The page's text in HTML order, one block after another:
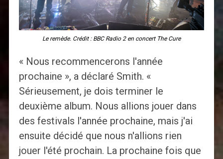
Le remède. Crédit : BBC Radio 2 en concert The Cure
« Nous recommencerons l'année
prochaine », a déclaré Smith. «
Sérieusement, je dois terminer le
deuxième album. Nous allions jouer dans
des festivals l'année prochaine, mais j'ai
ensuite décidé que nous n'allions rien
jouer l'été prochain. La prochaine fois que